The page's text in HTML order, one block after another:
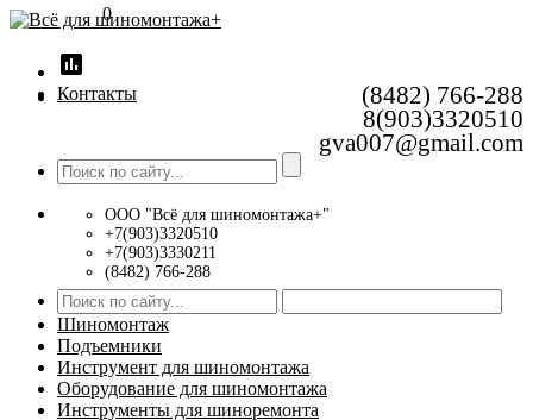
insert_chart
0
Контакты
(8482) 766-288
8(903)3320510
gva007@gmail.com
ООО "Всё для шиномонтажа+"
+7(903)3320510
+7(903)3330211
(8482) 766-288
Шиномонтаж
Подъемники
Инструмент для шиномонтажа
Оборудование для шиномонтажа
Инструменты для шиноремонта